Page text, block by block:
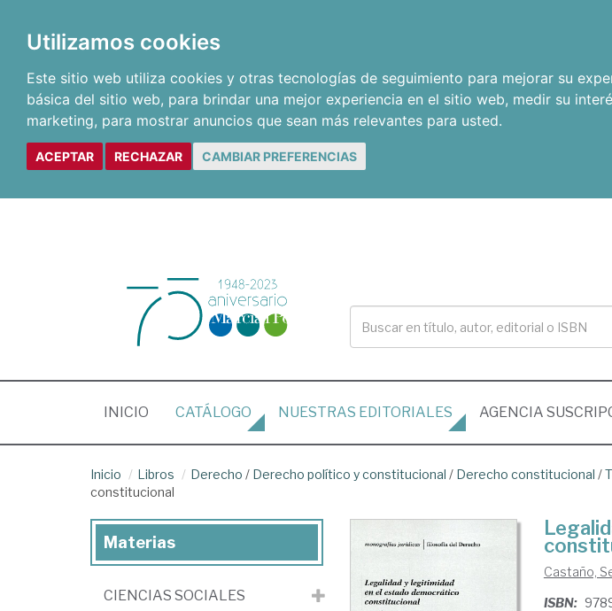
Utilizamos cookies
Este sitio web utiliza cookies y otras tecnologías de seguimiento para mejorar su
básica del sitio web, para brindar una mejor experiencia en el sitio web, medir su
marketing, para mostrar anuncios que sean más relevantes para usted.
ACEPTAR RECHAZAR CAMBIAR PREFERENCIAS
INICIO (CURRENT)
CATÁLOGO NUESTRAS EDITORIALES AGENCIA
Inicio Libros Derecho / Derecho político y constitucional / Derecho constitucional /
constitucional
Castaño,
ISBN:
Materias
CIENCIAS SOCIALES